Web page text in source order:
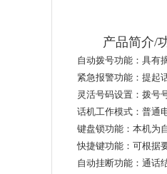
产品简介/
自动拨号功能：具有
紧急报警功能：提起
灵活号码设置：拨号
话机工作模式：普通
键盘锁功能：本机为
快捷键功能：可根据
自动挂断功能：通话